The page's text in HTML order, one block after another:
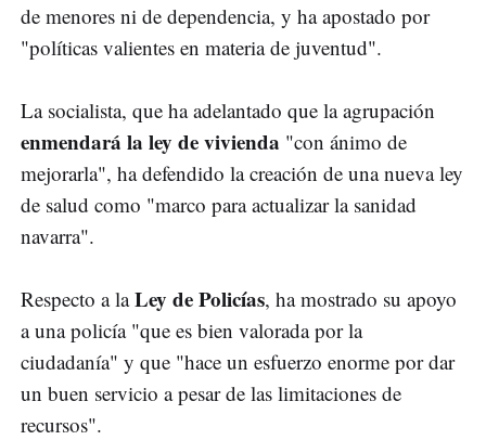
de menores ni de dependencia, y ha apostado por
"políticas valientes en materia de juventud".
La socialista, que ha adelantado que la agrupación
enmendará la ley de vivienda "con ánimo de
mejorarla", ha defendido la creación de una nueva ley
de salud como "marco para actualizar la sanidad
navarra".
Respecto a laLey de Policías, ha mostrado su apoyo
a una policía "que es bien valorada por la
ciudadanía" y que "hace un esfuerzo enorme por dar
un buen servicio a pesar de las limitaciones de
recursos".